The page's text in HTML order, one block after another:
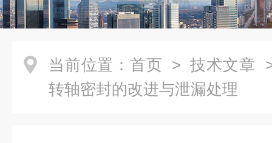
当前位置： 首页 > 技术文章
转轴密封的改进与泄漏处理